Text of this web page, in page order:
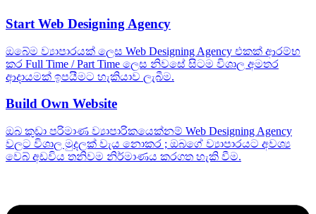
Start Web Designing Agency
ඔබේම ව්‍යාපාරයක් ලෙස Web Designing Agency එකක් ආරම්භ
කර Full Time / Part Time ලෙස නිවසේ සිටම විශාල අමතර
ආදායමක් ඉපයීමට හැකියාව ලැබීම.
Build Own Website
ඔබ කුඩා පරිමාණ ව්‍යාපාරිකයෙක්නම් Web Designing Agency
වලට විශාල මුදලක් වැය නොකර ; ඔබගේ ව්‍යාපාරයට අවශ්‍ය
වෙබ් අඩවිය තනිවම නිර්මාණය කරගත හැකි වීම.